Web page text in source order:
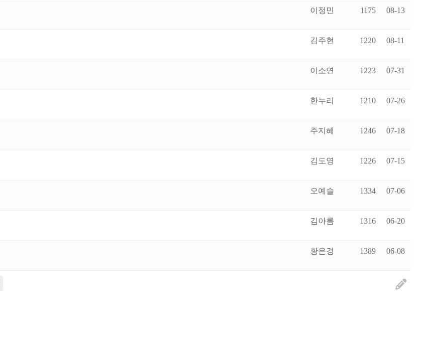
이정민 1175 08-13
김주현 1220 08-11
이소연 1223 07-31
한누리 1210 07-26
주지혜 1246 07-18
김도영 1226 07-15
오예슬 1334 07-06
김아름 1316 06-20
황은경 1389 06-08